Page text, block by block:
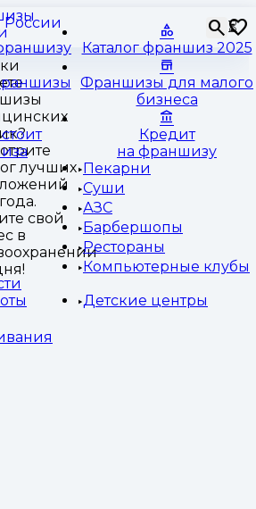
⏳
Каталог франшиз 2025
Франшизы для малого
бизнеса
Кредит
на франшизу
Пекарни
Суши
АЗС
Барбершопы
Рестораны
Компьютерные клубы
Детские центры